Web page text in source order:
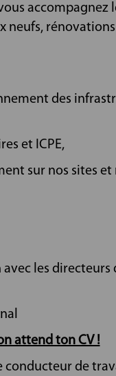
accompagnez
neufs,
des
et ICPE,
sur nos sites et
les directeurs
attend ton CV !
de